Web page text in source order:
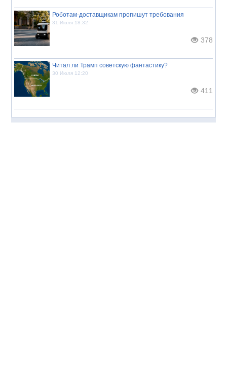
Роботам-доставщикам пропишут требования
31 Июля 18:32
378
Читал ли Трамп советскую фантастику?
30 Июля 12:20
411